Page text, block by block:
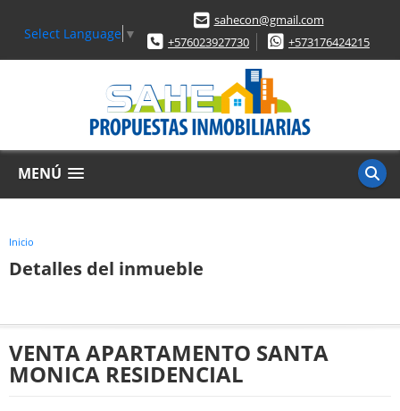
Select Language ▼
sahecon@gmail.com
+576023927730
+573176424215
MENÚ
Inicio
Detalles del inmueble
VENTA APARTAMENTO SANTA
MONICA RESIDENCIAL